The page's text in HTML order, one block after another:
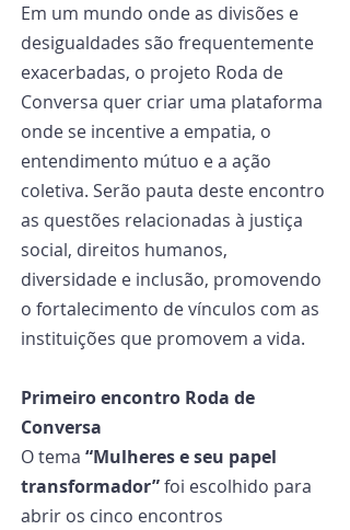
Em um mundo onde as divisões e
desigualdades são frequentemente
exacerbadas, o projeto Roda de
Conversa quer criar uma plataforma
onde se incentive a empatia, o
entendimento mútuo e a ação
coletiva. Serão pauta deste encontro
as questões relacionadas à justiça
social, direitos humanos,
diversidade e inclusão, promovendo
o fortalecimento de vínculos com as
instituições que promovem a vida.
Primeiro encontro Roda de
Conversa
O tema “Mulheres e seu papel
transformador” foi escolhido para
abrir os cinco encontros